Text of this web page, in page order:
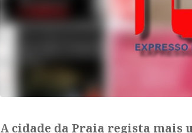
A cidade da Praia regista mais